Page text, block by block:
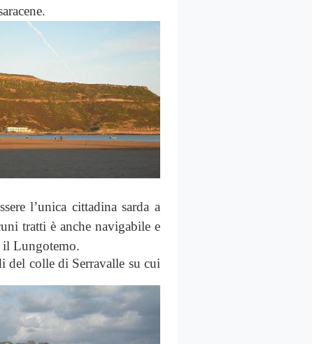
l’unica cittadina sarda a
tratti è anche navigabile e
il Lungotemo.
del colle di Serravalle su cui